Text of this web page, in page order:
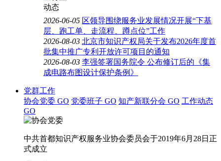
2026-06-05 区领导围绕服务业发展情况开展“下基
层、跑工单、走流程、蹲点位”工作
2026-08-03 北京市知识产权局关于发布2026年度首
批集中推广专利开放许可项目的通知
2026-08-03 李强签署国务院令 公布修订后的《集
成电路布图设计保护条例》
党群工作
协会党委 GO 党委班子 GO 知产新联分会 GO 工作动态
GO
中共首都知识产权服务业协会委员会于2019年6月28日正
式成立